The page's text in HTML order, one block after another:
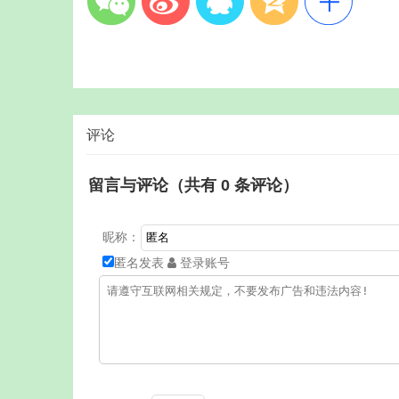
评论
留言与评论（共有 0 条评论）
昵称：
匿名发表
登录账号